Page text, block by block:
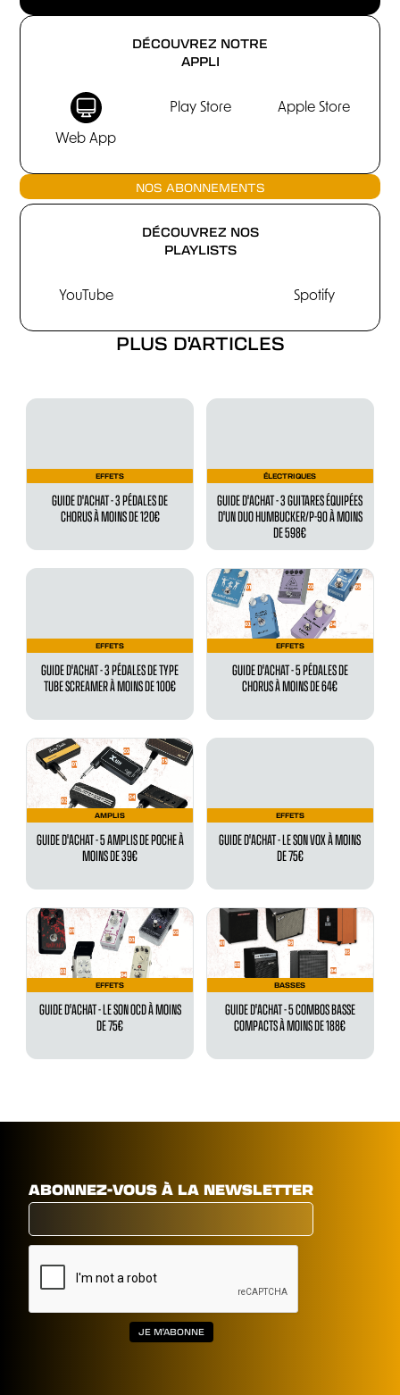
DÉCOUVREZ NOTRE
APPLI
Web App
Play Store Apple Store
NOS ABONNEMENTS
DÉCOUVREZ NOS
PLAYLISTS
YouTube Spotify
PLUS D'ARTICLES
EFFETS
GUIDE D'ACHAT - 3 PÉDALES DE
CHORUS À MOINS DE 120€
ÉLECTRIQUES
GUIDE D'ACHAT - 3 GUITARES ÉQUIPÉES
D'UN DUO HUMBUCKER/P-90 À MOINS
DE 598€
EFFETS
GUIDE D'ACHAT - 3 PÉDALES DE TYPE
TUBE SCREAMER À MOINS DE 100€
EFFETS
GUIDE D'ACHAT - 5 PÉDALES DE
CHORUS À MOINS DE 64€
AMPLIS
GUIDE D'ACHAT - 5 AMPLIS DE POCHE À
MOINS DE 39€
EFFETS
GUIDE D'ACHAT - LE SON VOX À MOINS
DE 75€
EFFETS
GUIDE D'ACHAT - LE SON OCD À MOINS
DE 75€
BASSES
GUIDE D'ACHAT - 5 COMBOS BASSE
COMPACTS À MOINS DE 188€
ABONNEZ-VOUS À LA NEWSLETTER